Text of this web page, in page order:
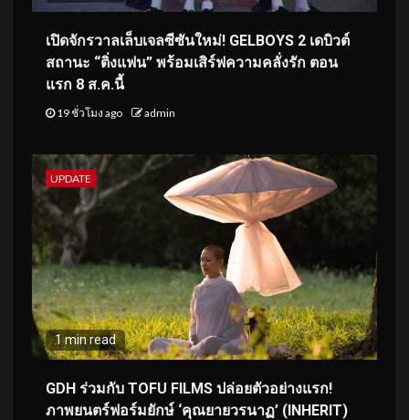
เปิดจักรวาลเล็บเจลซีซันใหม่! GELBOYS 2 เดบิวต์
สถานะ “ติ่งแฟน” พร้อมเสิร์ฟความคลั่งรัก ตอน
แรก 8 ส.ค.นี้
19 ชั่วโมง ago admin
UPDATE
1 min read
GDH ร่วมกับ TOFU FILMS ปล่อยตัวอย่างแรก!
ภาพยนตร์ฟอร์มยักษ์ ‘คุณยายวรนาฏ’ (INHERIT)